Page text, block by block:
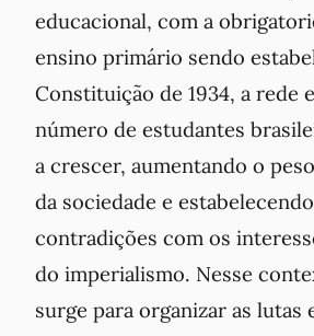
educacional, com a
ensino primário sendo
Constituição de 1934, a rede
número de estudantes
a crescer, aumentando o
da sociedade e
contradições com os
do imperialismo. Nesse
surge para organizar as lutas